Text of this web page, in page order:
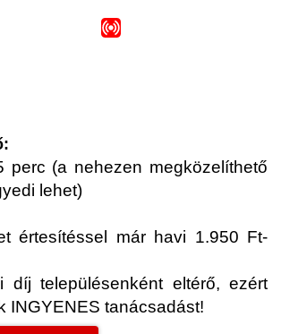
perc (a nehezen megközelíthető
lehet)
értesítéssel már havi 1.950 Ft-
díj településenként eltérő, ezért
INGYENES tanácsadást!